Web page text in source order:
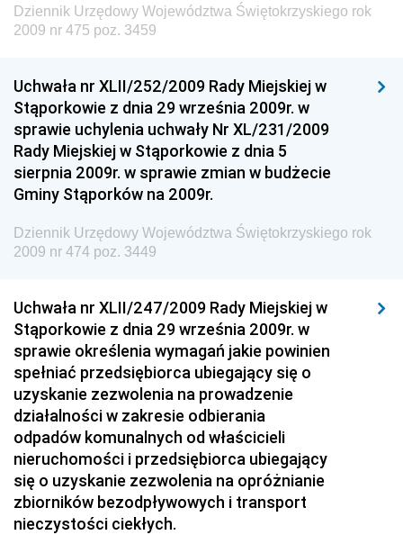
Dziennik Urzędowy Ministra Cyfryzacji
Budownictwa
Dziennik Urzędowy Ministra Gospodarki Morskiej i
Żeglugi Śródlądowej
Dziennik Urzędowy Ministra Energii
Dziennik Urzędowy Ministra Sprawiedliwości
Dziennik Urzędowy Wyższego Urzędu Górniczego
Dziennik Urzędowy Prezesa Urzędu Transportu
Kolejowego
Dziennik Urzędowy Ministra Przedsiębiorczości i
Technologii
Dziennik Urzędowy Ministra Inwestycji i Rozwoju
Dziennik Urzędowy Naczelnego Dyrektora Archiwów
Państwowych
Dziennik Urzędowy Ministra Finansów, Inwestycji i
Dziennik Urzędowy Województwa Świętokrzyskiego rok
2009 nr 475 poz. 3459
Uchwała nr XLII/252/2009 Rady Miejskiej w
Stąporkowie z dnia 29 września 2009r. w
sprawie uchylenia uchwały Nr XL/231/2009
Rady Miejskiej w Stąporkowie z dnia 5
sierpnia 2009r. w sprawie zmian w budżecie
Gminy Stąporków na 2009r.
Dziennik Urzędowy Województwa Świętokrzyskiego rok
2009 nr 474 poz. 3449
Uchwała nr XLII/247/2009 Rady Miejskiej w
Stąporkowie z dnia 29 września 2009r. w
sprawie określenia wymagań jakie powinien
spełniać przedsiębiorca ubiegający się o
uzyskanie zezwolenia na prowadzenie
działalności w zakresie odbierania
odpadów komunalnych od właścicieli
nieruchomości i przedsiębiorca ubiegający
się o uzyskanie zezwolenia na opróżnianie
zbiorników bezodpływowych i transport
nieczystości ciekłych.